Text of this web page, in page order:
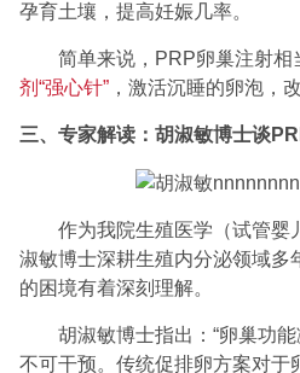
孕育土壤，提高妊娠几率。
简单来说，PRP卵巢注射相
剂“强心针” ，激活沉睡的卵泡，
三、专家解读：胡淑敏博士谈
作为我院生殖医学（试管婴
淑敏博士深耕生殖内分泌领域多
的困境有着深刻理解。
胡淑敏博士指出：“卵巢功
不可干预。传统促排卵方案对于